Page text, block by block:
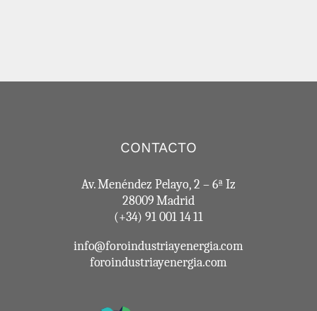
CONTACTO
Av. Menéndez Pelayo, 2 – 6ª Iz
28009 Madrid
(+34) 91 001 14 11
info@foroindustriayenergia.com
foroindustriayenergia.com